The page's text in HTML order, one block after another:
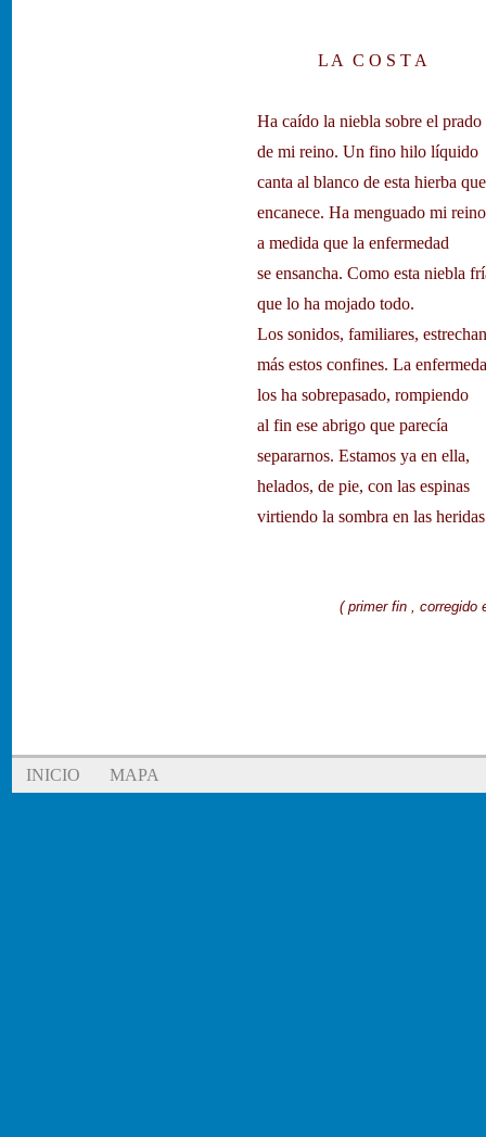
L A C O S T A
Ha caído la niebla sobre el prado
de mi reino. Un fino hilo líquido
canta al blanco de esta hierba que
encanece. Ha menguado mi reino
a medida que la enfermedad
se ensancha. Como esta niebla
que lo ha mojado todo.
Los sonidos, familiares, estrechan
más estos confines. La
los ha sobrepasado, rompiendo
al fin ese abrigo que parecía
separarnos. Estamos ya en ella,
helados, de pie, con las espinas
virtiendo la sombra en las
( primer fin , corregido el
INICIO MAPA